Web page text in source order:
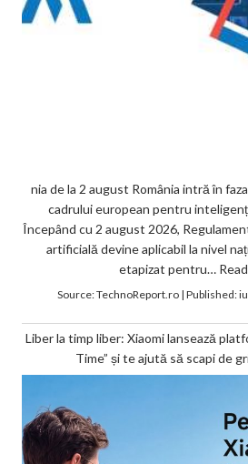
nia de la 2 august România intră în
cadrului european pentru
Începând cu 2 august 2026,
artificială devine aplicabil la nivel
etapizat pentru…
Source:TechnoReport.ro| Published:
Liber la timp liber: Xiaomi lansează
Time” și te ajută să scapi de